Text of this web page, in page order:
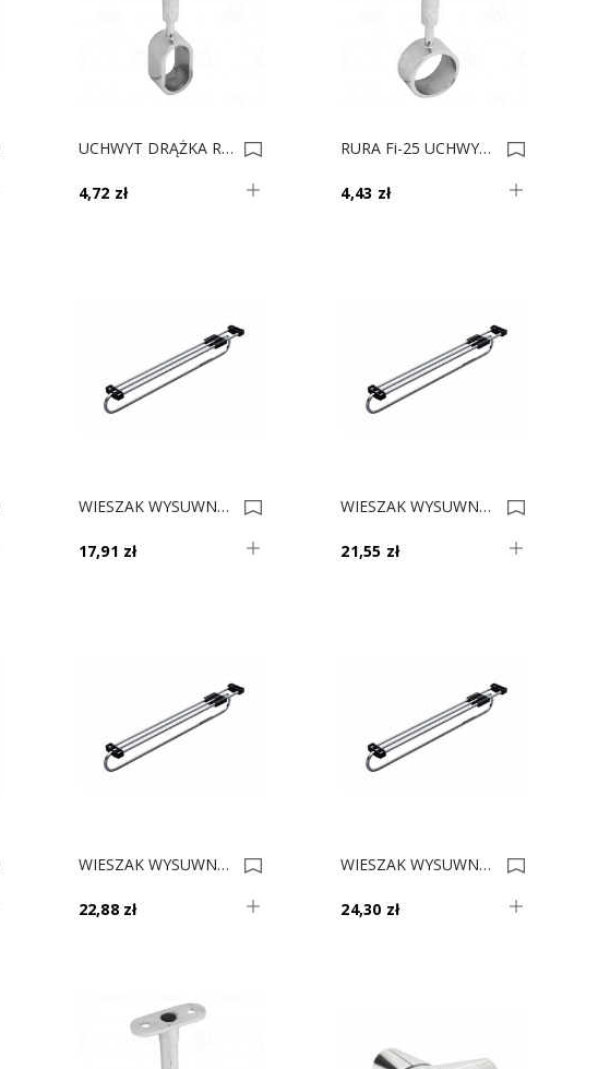
UCHWYT DRĄŻKA REGUL. PRZELOTOWY SHOP-LINE AC935-0 0017858
4,72 zł
RURA Fi-25 UCHWYT REGUL. PRZELOTOWY AC936-0 0014357
4,43 zł
WIESZAK WYSUWNY E50 L- 300 CHROM REJS 33,2cm 0014028
17,91 zł
WIESZAK WYSUWNY E50 L- 400 CHROM REJS 43,2cm 0013989
21,55 zł
WIESZAK WYSUWNY E50 L- 450 CHROM REJS 48,2cm 0013884
22,88 zł
WIESZAK WYSUWNY E50 L- 500 CHROM REJS 53,2cm 0013883
24,30 zł